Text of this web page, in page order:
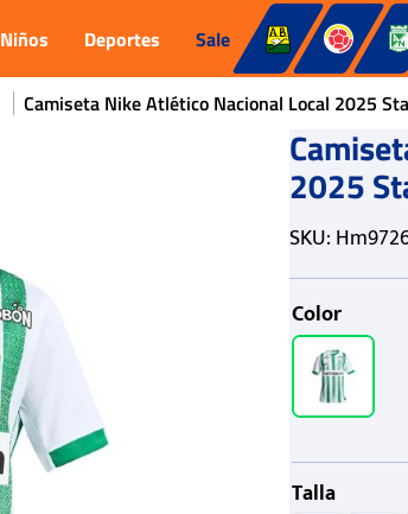
Niños Deportes Sale
Camiseta Nike Atlético Nacional Local 2025
2025
SKU:
Color
Talla